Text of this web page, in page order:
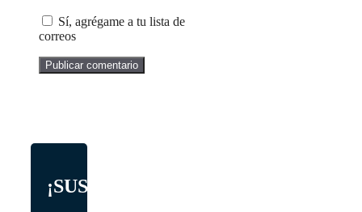
Sí, agrégame a tu lista de
correos
¡SUSCRÍBETE!